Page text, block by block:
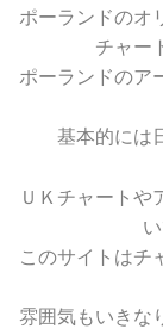
ポーランドのオ
チャー
ポーランドのア
基本的には
ＵＫチャートや
このサイトはチ
雰囲気もいき